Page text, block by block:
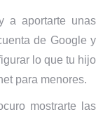
a aportarte unas
de Google y
lo que tu hijo
para menores.
mostrarte las